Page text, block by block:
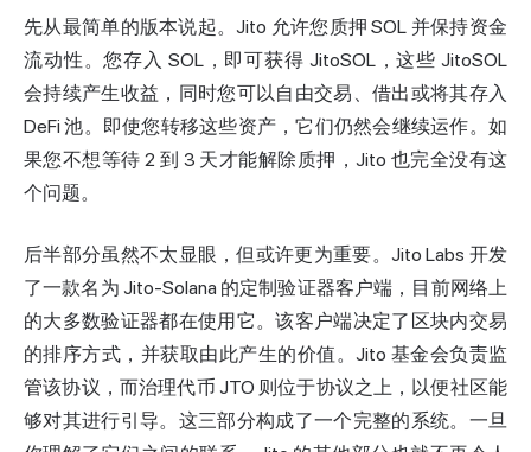
先从最简单的版本说起。Jito 允许您质押 SOL 并保持资金
流动性。您存入 SOL，即可获得 JitoSOL，这些 JitoSOL
会持续产生收益，同时您可以自由交易、借出或将其存入
DeFi 池。即使您转移这些资产，它们仍然会继续运作。如
果您不想等待 2 到 3 天才能解除质押，Jito 也完全没有这
个问题。
后半部分虽然不太显眼，但或许更为重要。Jito Labs 开发
了一款名为 Jito-Solana 的定制验证器客户端，目前网络上
的大多数验证器都在使用它。该客户端决定了区块内交易
的排序方式，并获取由此产生的价值。Jito 基金会负责监
管该协议，而治理代币 JTO 则位于协议之上，以便社区能
够对其进行引导。这三部分构成了一个完整的系统。一旦